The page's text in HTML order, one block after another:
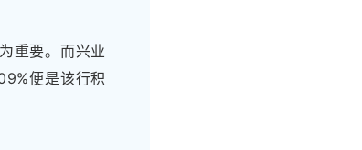
重要。而兴业
便是该行积